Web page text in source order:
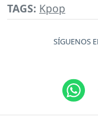
TAGS: Kpop
SÍGUENOS